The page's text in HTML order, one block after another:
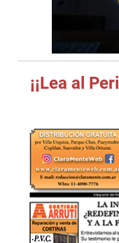
¡¡Lea al